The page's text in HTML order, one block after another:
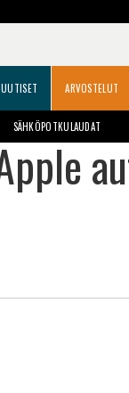
UUTISET ARVOSTELUT
SÄHKÖPOTKULAUDAT